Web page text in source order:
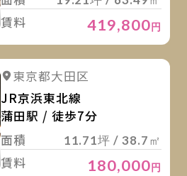
賃料 419,800円
詳細を見る
東京都大田区
JR京浜東北線
蒲田駅 / 徒歩7分
面積
11.71坪 / 38.7㎡
賃料 180,000円